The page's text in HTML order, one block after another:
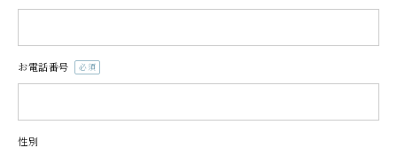
お電話番号
(必
性別